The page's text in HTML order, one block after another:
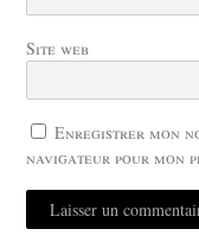
Site web
Enregistrer mon
navigateur pour mon